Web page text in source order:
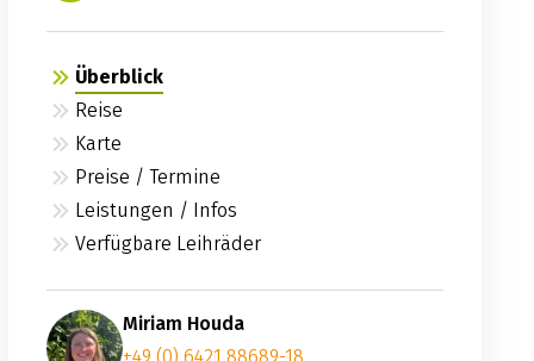
Überblick
Reise
Karte
Preise / Termine
Leistungen / Infos
Verfügbare Leihräder
Miriam Houda
+49 (0) 6421 88689-18